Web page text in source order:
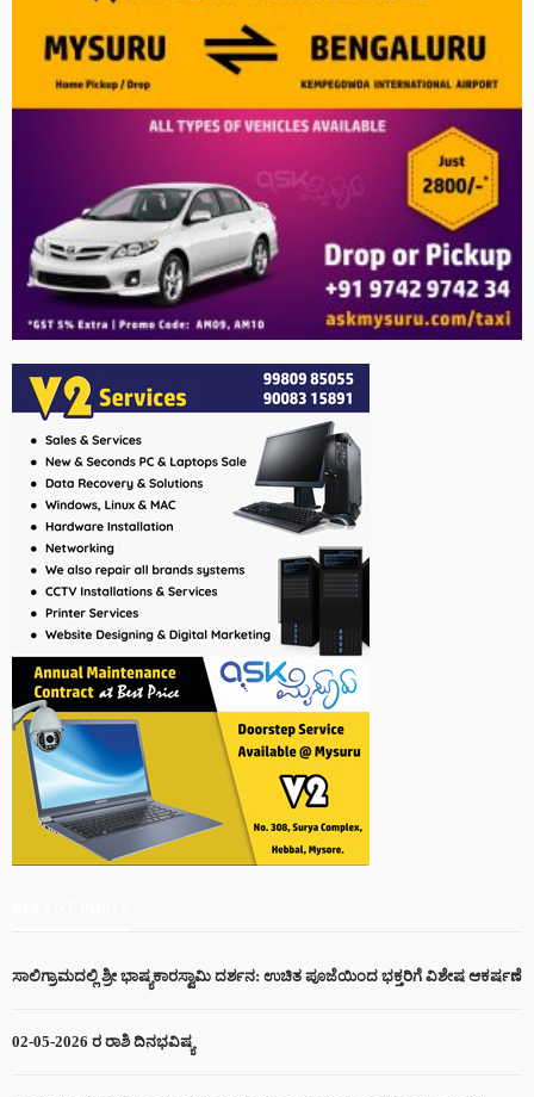
ಸಾಲಿಗ್ರಾಮದಲ್ಲಿ ಶ್ರೀ ಭಾಷ್ಯಕಾರಸ್ವಾಮಿ ದರ್ಶನ: ಉಚಿತ ಪೂಜೆಯಿಂದ ಭಕ್ತರಿಗೆ ವಿಶೇಷ ಆಕರ್ಷಣೆ
02-05-2026 ರ ರಾಶಿ ದಿನಭವಿಷ್ಯ